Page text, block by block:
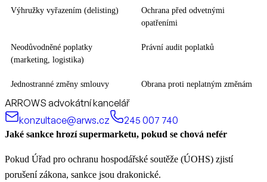
Výhružky vyřazením (delisting)
Ochrana před odvetnými
opatřeními
Neodůvodněné poplatky
(marketing, logistika)
Právní audit poplatků
Jednostranné změny smlouvy Obrana proti neplatným změnám
ARROWS advokátní kancelář
konzultace@arws.cz
245 007 740
Jaké sankce hrozí supermarketu, pokud se chová nefér
Pokud Úřad pro ochranu hospodářské soutěže (ÚOHS) zjistí
porušení zákona, sankce jsou drakonické.